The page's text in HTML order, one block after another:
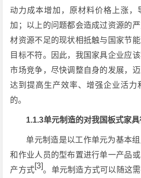
动力成本增加，原材料价格上涨，
加；以上的问题都会造成过资源的
材资源不足的现状相抵触与国家节
目标不符。因此，我国家具企业应
市场竞争，尽快调整自身的发展，
达到提高生产效率、增强企业活力
的。
1.1.3单元制造的对我国板式家
单元制造是以工作单元为基本
和作业人员的型布置进行单一产品
产方式[3]。单元制造方式可以随这